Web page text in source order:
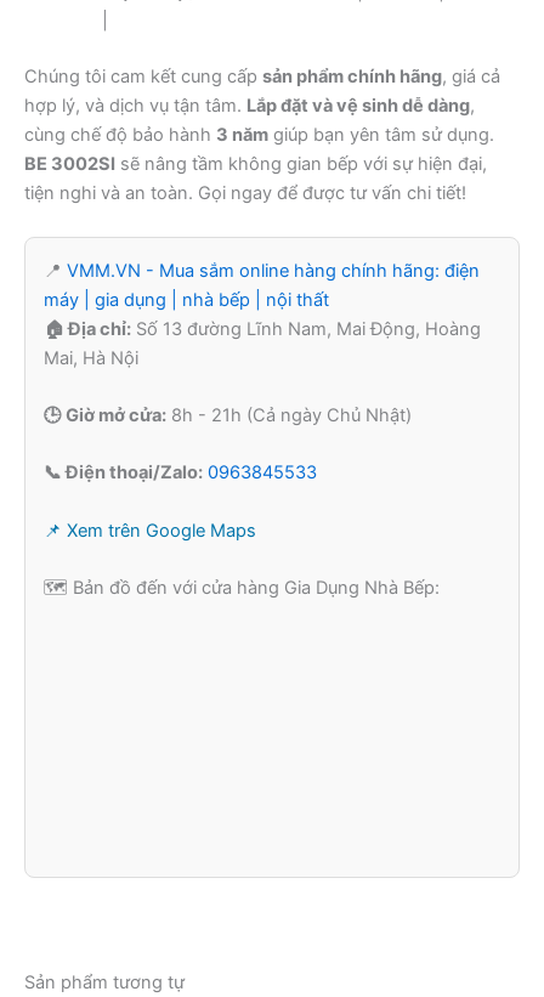
Chúng tôi cam kết cung cấp sản phẩm chính hãng, giá cả
hợp lý, và dịch vụ tận tâm. Lắp đặt và vệ sinh dễ dàng,
cùng chế độ bảo hành 3 năm giúp bạn yên tâm sử dụng.
BE 3002SI sẽ nâng tầm không gian bếp với sự hiện đại,
tiện nghi và an toàn. Gọi ngay để được tư vấn chi tiết!
📍 VMM.VN - Mua sắm online hàng chính hãng: điện
máy | gia dụng | nhà bếp | nội thất
🏠 Địa chỉ: Số 13 đường Lĩnh Nam, Mai Động, Hoàng
Mai, Hà Nội
🕒 Giờ mở cửa: 8h - 21h (Cả ngày Chủ Nhật)
📞 Điện thoại/Zalo: 0963845533
📌 Xem trên Google Maps
🗺️ Bản đồ đến với cửa hàng Gia Dụng Nhà Bếp:
Sản phẩm tương tự